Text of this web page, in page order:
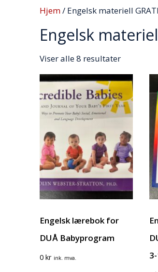
Hjem/ Engelsk materiell
Engelsk
Viser alle 8 resultater
Engelsk lærebok for
DUÅ Babyprogram
0 kr ink. mva.